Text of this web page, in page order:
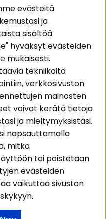
Asiakaspalvelu
Evästeet
Huolto- ja
takuutiedot
Ostoehdot
Palautus
Tietosuojapolitiikka
Seuraa meitä
Instagram
Facebook
Youtube
Tiktok
evästeitä
ja
sisältöä.
hyväksyt evästeiden
mukaisesti.
tekniikoita
verkkosivuston
mainosten
voivat kerätä tietoja
ja mieltymyksistäsi.
napsauttamalla
mitkä
tai poistetaan
evästeiden
vaikuttaa sivuston